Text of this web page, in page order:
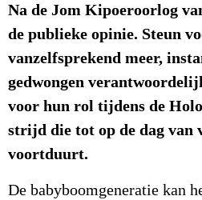
Na de Jom Kipoeroorlog
de publieke opinie. Steun
vanzelfsprekend meer,
gedwongen
voor hun rol tijdens de
strijd die tot op de dag van
voortduurt.
De babyboomgeneratie kan